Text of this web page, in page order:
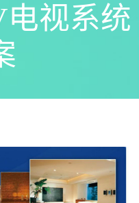
视系统